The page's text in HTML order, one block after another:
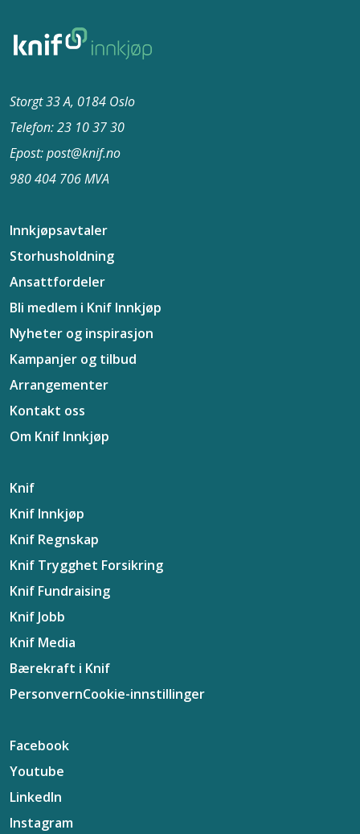
Storgt 33 A, 0184 Oslo
Telefon: 23 10 37​ 30
Epost: post@knif.no
980 404 706 MVA
Innkjøpsavtaler
Storhusholdning
Ansattfordeler
Bli medlem i Knif Innkjøp
Nyheter og inspirasjon
Kampanjer og tilbud
Arrangementer
Kontakt oss
Om Knif Innkjøp
Knif
Knif Innkjøp
Knif Regnskap
Knif Trygghet Forsikring
Knif Fundraising
Knif Jobb
Knif Media
Bærekraft i Knif
PersonvernCookie-innstillinger
Facebook
Youtube
LinkedIn
Instagram